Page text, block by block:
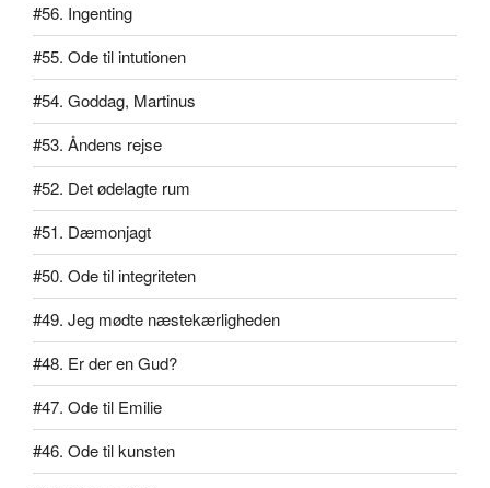
#56. Ingenting
#55. Ode til intutionen
#54. Goddag, Martinus
#53. Åndens rejse
#52. Det ødelagte rum
#51. Dæmonjagt
#50. Ode til integriteten
#49. Jeg mødte næstekærligheden
#48. Er der en Gud?
#47. Ode til Emilie
#46. Ode til kunsten